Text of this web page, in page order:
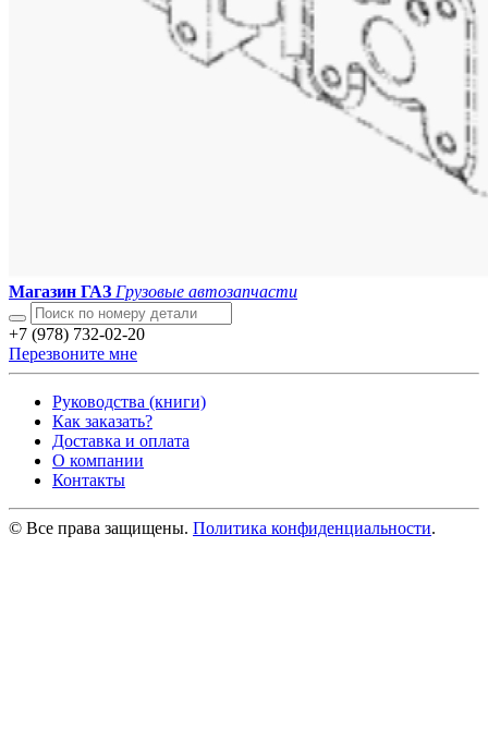
Магазин ГАЗ Грузовые автозапчасти
+7 (978) 732-02-20
Перезвоните мне
Руководства (книги)
Как заказать?
Доставка и оплата
О компании
Контакты
© Все права защищены. Политика конфиденциальности.